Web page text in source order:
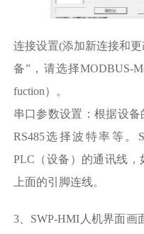
连接设置(添加新连接和
备”，请选择MODBUS-
fuction）。
串口参数设置：根据设备
RS485选择波特率等。
PLC（设备）的通讯线，
上面的引脚连线。
3、SWP-HMI人机界面画